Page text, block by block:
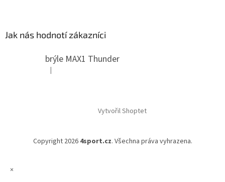
Jak nás hodnotí zákazníci
brýle MAX1 Thunder
Hodnocení produktu je 5 z 5 hvězdiček.
|
Vytvořil Shoptet
Copyright 2026 4sport.cz. Všechna práva vyhrazena.
×